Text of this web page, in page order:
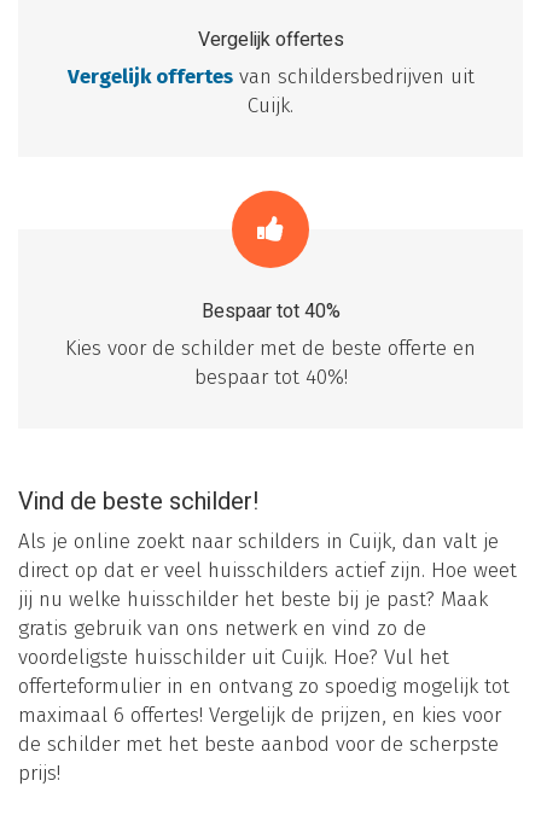
Vergelijk offertes
Vergelijk offertesvan schildersbedrijven uit
Cuijk.
Bespaar tot 40%
Kies voor de schilder met de beste offerte en
bespaar tot 40%!
Vind de beste schilder!
Als je online zoekt naar schilders in Cuijk, dan valt je
direct op dat er veel huisschilders actief zijn. Hoe weet
jij nu welke huisschilder het beste bij je past? Maak
gratis gebruik van ons netwerk en vind zo de
voordeligste huisschilder uit Cuijk. Hoe? Vul het
offerteformulier in en ontvang zo spoedig mogelijk tot
maximaal 6 offertes! Vergelijk de prijzen, en kies voor
de schilder met het beste aanbod voor de scherpste
prijs!